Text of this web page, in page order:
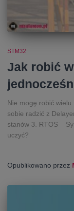
STM32
Jak robić
Nie mogę robić
sobie radzić z
stanów 3. RTOS –
uczyć?
Opublikowano przez